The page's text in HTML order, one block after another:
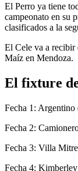
El Perro ya tiene
campeonato en su
clasificados a la
El Cele va a recibir
Maíz en Mendoza.
El fixture
Fecha 1:
Fecha 2:
Fecha 3: Villa
Fecha 4: